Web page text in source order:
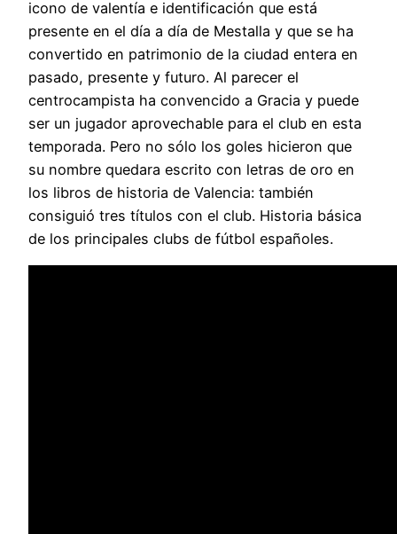
icono de valentía e identificación que está
presente en el día a día de Mestalla y que se ha
convertido en patrimonio de la ciudad entera en
pasado, presente y futuro. Al parecer el
centrocampista ha convencido a Gracia y puede
ser un jugador aprovechable para el club en esta
temporada. Pero no sólo los goles hicieron que
su nombre quedara escrito con letras de oro en
los libros de historia de Valencia: también
consiguió tres títulos con el club. Historia básica
de los principales clubs de fútbol españoles.